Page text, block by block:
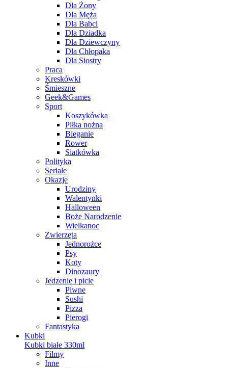
Dla Żony
Dla Męża
Dla Babci
Dla Dziadka
Dla Dziewczyny
Dla Chłopaka
Dla Siostry
Praca
Kreskówki
Śmieszne
Geek&Games
Sport
Koszykówka
Piłka nożna
Bieganie
Rower
Siatkówka
Polityka
Seriale
Okazje
Urodziny
Walentynki
Halloween
Boże Narodzenie
Wielkanoc
Zwierzęta
Jednorożce
Psy
Koty
Dinozaury
Jedzenie i picie
Piwne
Sushi
Pizza
Pierogi
Fantastyka
Kubki
Kubki białe 330ml
Filmy
Inne